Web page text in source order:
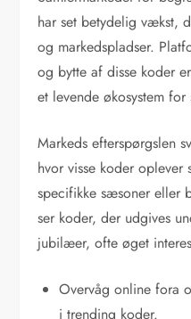
har set betydelig vækst,
og markedspladser.
og bytte af disse koder
et levende økosystem for
Markeds efterspørgslen
hvor visse koder
specifikke sæsoner eller
ser koder, der udgives
jubilæer, ofte øget
Overvåg online fora
i trending koder.